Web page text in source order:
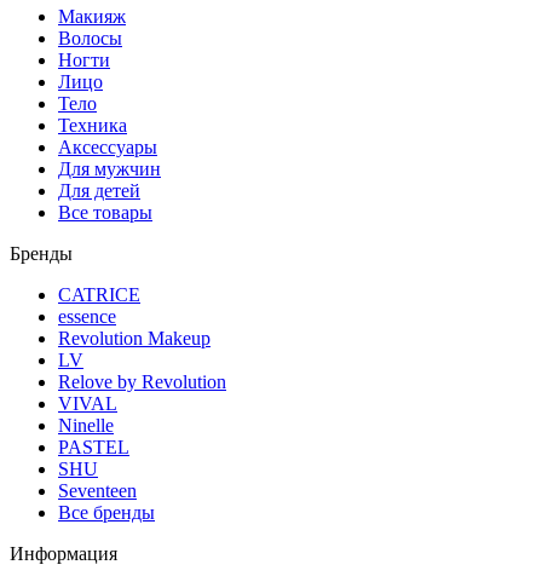
Макияж
Волосы
Ногти
Лицо
Тело
Техника
Аксессуары
Для мужчин
Для детей
Все товары
Бренды
CATRICE
essence
Revolution Makeup
LV
Relove by Revolution
VIVAL
Ninelle
PASTEL
SHU
Seventeen
Все бренды
Информация